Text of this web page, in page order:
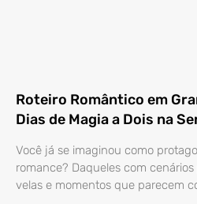
Roteiro Romântico em
Dias de Magia a Dois na
Você já se imaginou como
romance? Daqueles com
velas e momentos que parecem